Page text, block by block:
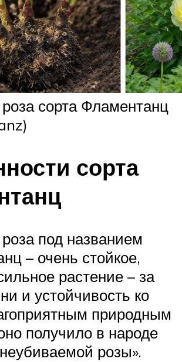
сорта Фламентанц
сорта
под названием
– очень стойкое,
растение – за
и устойчивость ко
природным
получило в народе
розы».